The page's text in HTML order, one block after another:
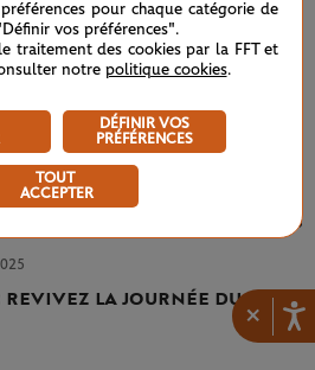
×
revivez la journée du 8
pour chaque catégorie de
vos préférences".
traitement des cookies par la FFT et
notre politique cookies.
DÉFINIR VOS
PRÉFÉRENCES
TOUT
ACCEPTER